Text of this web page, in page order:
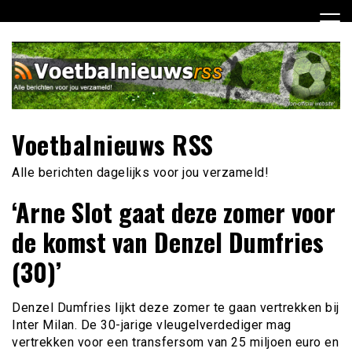
naar
inhoud
Voetbalnieuws RSS
Alle berichten dagelijks voor jou verzameld!
‘Arne Slot gaat deze zomer voor
de komst van Denzel Dumfries
(30)’
Denzel Dumfries lijkt deze zomer te gaan vertrekken bij
Inter Milan. De 30-jarige vleugelverdediger mag
vertrekken voor een transfersom van 25 miljoen euro en